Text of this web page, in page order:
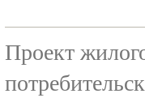
Проект